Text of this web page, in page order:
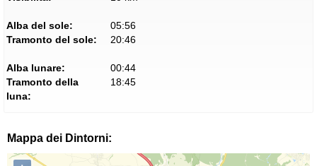
Alba del sole:
05:56
Tramonto del sole:
20:46
Alba lunare:
00:44
Tramonto della
luna:
18:45
Mappa dei Dintorni: